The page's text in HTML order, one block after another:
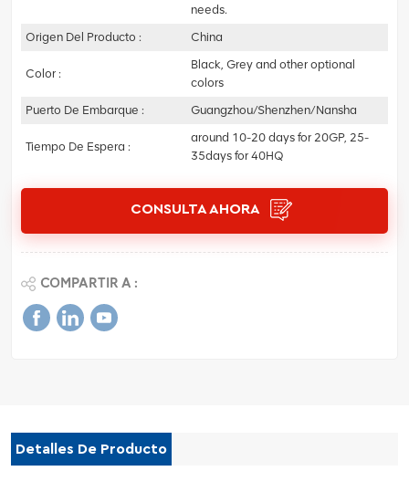
needs.
Origen Del Producto :
China
Color :
Black, Grey and other optional
colors
Puerto De Embarque :
Guangzhou/Shenzhen/Nansha
Tiempo De Espera :
around 10-20 days for 20GP, 25-
35days for 40HQ
CONSULTA AHORA
COMPARTIR A :
Detalles De Producto